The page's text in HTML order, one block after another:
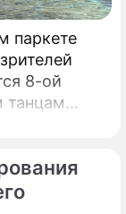
паркете
8-ой
танцам
Будет